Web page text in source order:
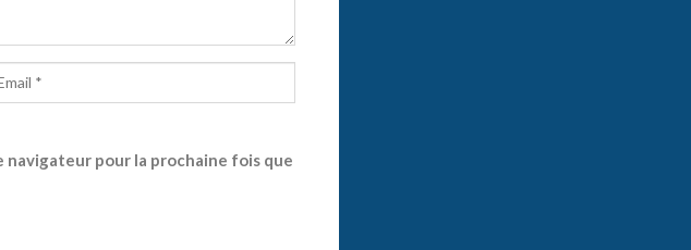
navigateur pour la prochaine fois que